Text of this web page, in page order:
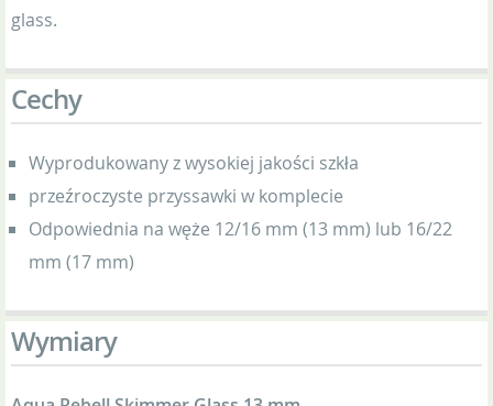
glass.
Cechy
Wyprodukowany z wysokiej jakości szkła
przeźroczyste przyssawki w komplecie
Odpowiednia na węże 12/16 mm (13 mm) lub 16/22
mm (17 mm)
Wymiary